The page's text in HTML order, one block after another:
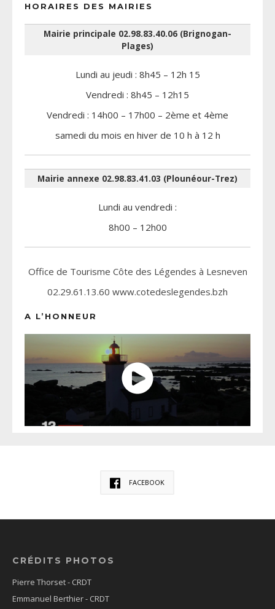
HORAIRES DES MAIRIES
Mairie principale 02.98.83.40.06 (Brignogan-
Plages)
Lundi au jeudi : 8h45 – 12h 15
Vendredi : 8h45 – 12h15
Vendredi : 14h00 – 17h00 – 2ème et 4ème
samedi du mois en hiver de 10 h à 12 h
Mairie annexe 02.98.83.41.03 (Plounéour-Trez)
Lundi au vendredi :
8h00 – 12h00
Office de Tourisme Côte des Légendes à Lesneven
02.29.61.13.60 www.cotedeslegendes.bzh
A L’HONNEUR
FACEBOOK
CRÉDITS PHOTOS
Pierre Thorset - CRDT
Emmanuel Berthier - CRDT